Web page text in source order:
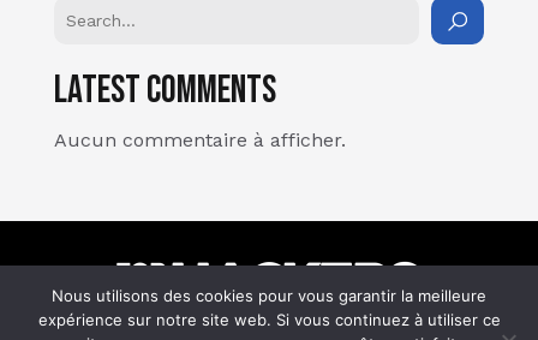
Latest Comments
Aucun commentaire à afficher.
Nous utilisons des cookies pour vous garantir la meilleure
expérience sur notre site web. Si vous continuez à utiliser ce